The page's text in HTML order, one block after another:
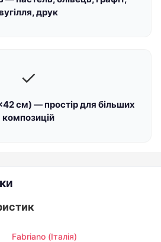
друк
✓
см) — простір для більших
композицій
Fabriano (Італія)